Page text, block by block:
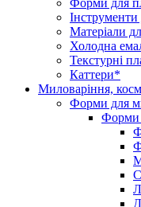
Матеріали
Холодна
Текстурні
Каттери*
Миловаріння,
Форми для
Форми